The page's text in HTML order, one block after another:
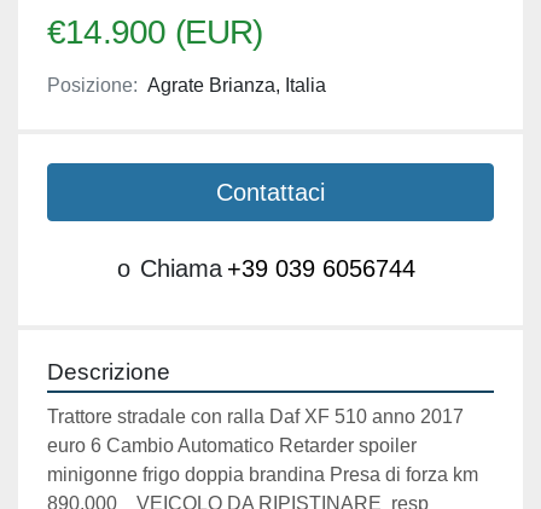
€14.900 (EUR)
Posizione: Agrate Brianza, Italia
Contattaci
o Chiama +39 039 6056744
Descrizione
Trattore stradale con ralla Daf XF 510 anno 2017
euro 6 Cambio Automatico Retarder spoiler
minigonne frigo doppia brandina Presa di forza km
890.000    VEICOLO DA RIPISTINARE  resp